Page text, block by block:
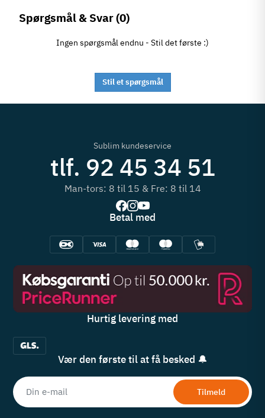
Spørgsmål & Svar(0)
Ingen spørgsmål endnu - Stil det første :)
Stil et spørgsmål
Sublim kundeservice
tlf. 92 45 34 51
Man-tors: 8 til 15 & Fre: 8 til 14
Betal med
Hurtig levering med
Vær den første til at få besked 🔔
Tilmeld